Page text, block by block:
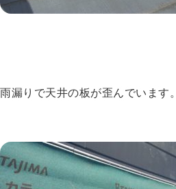
雨漏りで天井の板が歪んでいます。